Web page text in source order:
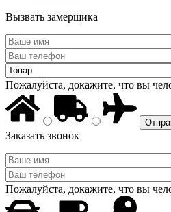
Вызвать замерщика
Пожалуйста, докажите, что вы
Заказать звонок
Пожалуйста, докажите, что вы